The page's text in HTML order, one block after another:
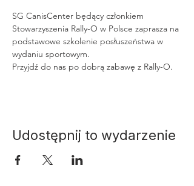
SG CanisCenter będący członkiem
Stowarzyszenia Rally-O w Polsce zaprasza na
podstawowe szkolenie posłuszeństwa w
wydaniu sportowym.
Przyjdź do nas po dobrą zabawę z Rally-O.
Udostępnij to wydarzenie